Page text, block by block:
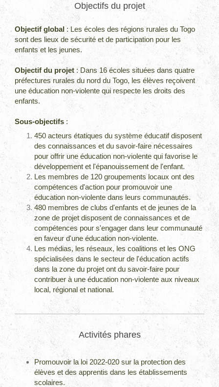
Objectifs du projet
Objectif global : Les écoles des régions rurales du Togo
sont des lieux de sécurité et de participation pour les
enfants et les jeunes.
Objectif du projet : Dans 16 écoles situées dans quatre
préfectures rurales du nord du Togo, les élèves reçoivent
une éducation non-violente qui respecte les droits des
enfants.
Sous-objectifs :
450 acteurs étatiques du système éducatif disposent
des connaissances et du savoir-faire nécessaires
pour offrir une éducation non-violente qui favorise le
développement et l'épanouissement de l'enfant.
Les membres de 120 groupements locaux ont des
compétences d'action pour promouvoir une
éducation non-violente dans leurs communautés.
480 membres de clubs d'enfants et de jeunes de la
zone de projet disposent de connaissances et de
compétences pour s'engager dans leur communauté
en faveur d'une éducation non-violente.
Les médias, les réseaux, les coalitions et les ONG
spécialisées dans le secteur de l'éducation actifs
dans la zone du projet ont du savoir-faire pour
contribuer à une éducation non-violente aux niveaux
local, régional et national.
Activités phares
Promouvoir la loi 2022-020 sur la protection des
élèves et des apprentis dans les établissements
scolaires.